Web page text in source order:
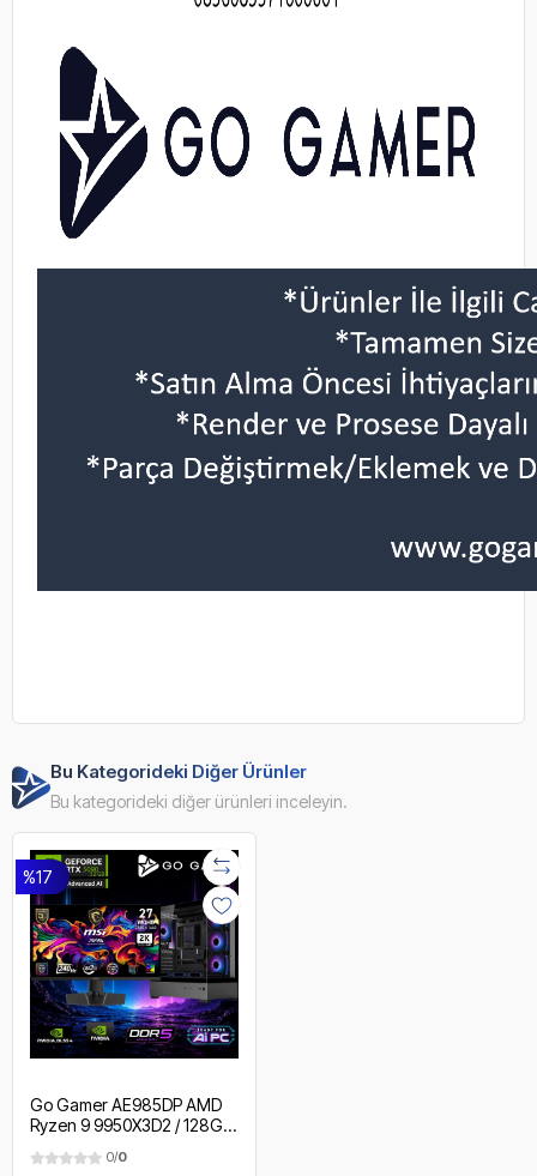
Bu Kategorideki Diğer Ürünler
Bu kategorideki diğer ürünleri inceleyin.
%17
Go Gamer AE985DP AMD
Ryzen 9 9950X3D2 / 128GB
RTX5090 32GB / 360mm
0/0